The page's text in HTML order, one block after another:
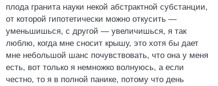
плода гранита науки некой абстрактной субстанции,
от которой гипотетически можно откусить —
уменьшишься, с другой — увеличишься, я так
люблю, когда мне сносит крышу, это хотя бы дает
мне небольшой шанс почувствовать, что она у меня
есть, вот только я немножко волнуюсь, а если
честно, то я в полной панике, потому что день